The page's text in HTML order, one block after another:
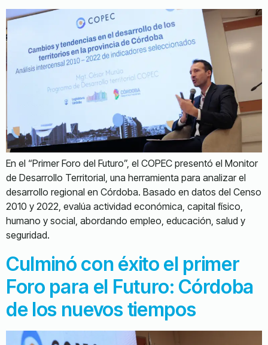
En el “Primer Foro del Futuro”, el COPEC presentó el Monitor
de Desarrollo Territorial, una herramienta para analizar el
desarrollo regional en Córdoba. Basado en datos del Censo
2010 y 2022, evalúa actividad económica, capital físico,
humano y social, abordando empleo, educación, salud y
seguridad.
Culminó con éxito el primer
Foro para el Futuro: Córdoba
de los nuevos tiempos